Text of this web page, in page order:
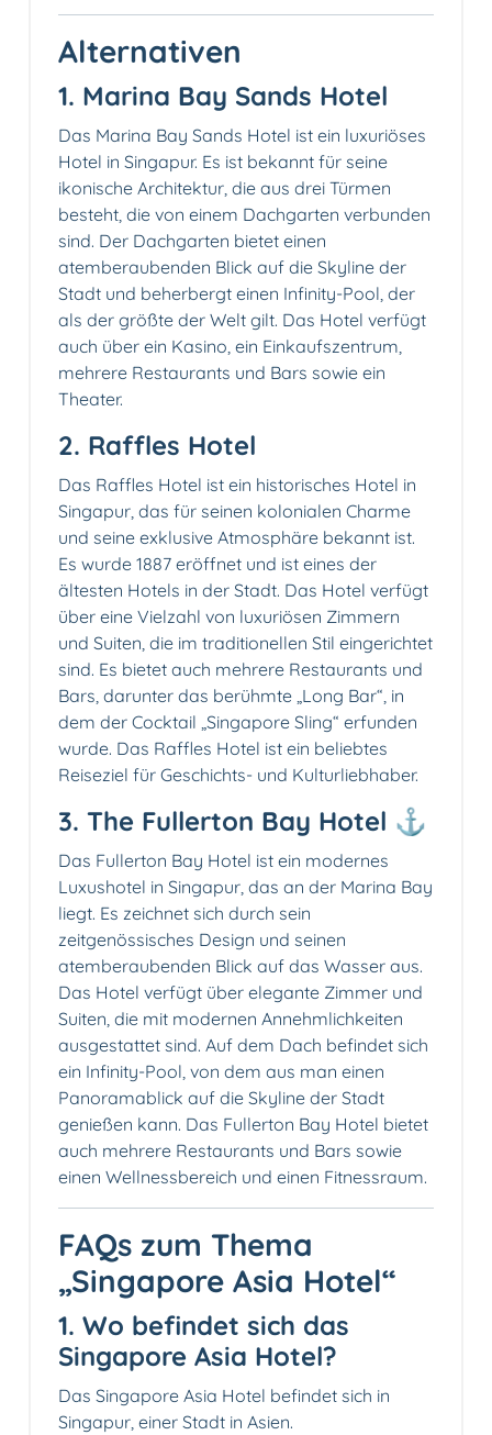
Alternativen
1. Marina Bay Sands Hotel
Das Marina Bay Sands Hotel ist ein luxuriöses
Hotel in Singapur. Es ist bekannt für seine
ikonische Architektur, die aus drei Türmen
besteht, die von einem Dachgarten verbunden
sind. Der Dachgarten bietet einen
atemberaubenden Blick auf die Skyline der
Stadt und beherbergt einen Infinity-Pool, der
als der größte der Welt gilt. Das Hotel verfügt
auch über ein Kasino, ein Einkaufszentrum,
mehrere Restaurants und Bars sowie ein
Theater.
2. Raffles Hotel️
Das Raffles Hotel ist ein historisches Hotel in
Singapur, das für seinen kolonialen Charme
und seine exklusive Atmosphäre bekannt ist.
Es wurde 1887 eröffnet und ist eines der
ältesten Hotels in der Stadt. Das Hotel verfügt
über eine Vielzahl von luxuriösen Zimmern
und Suiten, die im traditionellen Stil eingerichtet
sind. Es bietet auch mehrere Restaurants und
Bars, darunter das berühmte „Long Bar“, in
dem der Cocktail „Singapore Sling“ erfunden
wurde. Das Raffles Hotel ist ein beliebtes
Reiseziel für Geschichts- und Kulturliebhaber.
3. The Fullerton Bay Hotel ⚓
Das Fullerton Bay Hotel ist ein modernes
Luxushotel in Singapur, das an der Marina Bay
liegt. Es zeichnet sich durch sein
zeitgenössisches Design und seinen
atemberaubenden Blick auf das Wasser aus.
Das Hotel verfügt über elegante Zimmer und
Suiten, die mit modernen Annehmlichkeiten
ausgestattet sind. Auf dem Dach befindet sich
ein Infinity-Pool, von dem aus man einen
Panoramablick auf die Skyline der Stadt
genießen kann. Das Fullerton Bay Hotel bietet
auch mehrere Restaurants und Bars sowie
einen Wellnessbereich und einen Fitnessraum.
FAQs zum Thema
„Singapore Asia Hotel“
1. Wo befindet sich das
Singapore Asia Hotel?
Das Singapore Asia Hotel befindet sich in
Singapur, einer Stadt in Asien.